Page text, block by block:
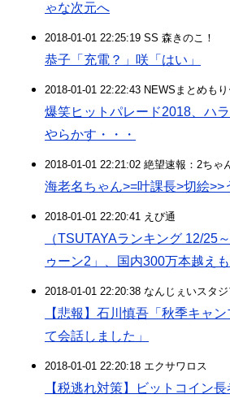
ゃな次元へ
2018-01-01 22:25:19 SS 森きのこ！
恭子「充電？」咲「はい」
2018-01-01 22:22:43 NEWSまとめも
爆笑ヒットパレード2018、ハ
やらかす・・・
2018-01-01 22:21:02 絶望速報：2ちゃ
海老名ちゃん>=叶課長>切絵>>
2018-01-01 22:20:41 えび通
（TSUTAYAランキング 12/25
ゥーン2」、国内300万本越えも
2018-01-01 22:20:38 なんじぇいスタ
【悲報】石川慎吾「秋季キャ
て会話しました」
2018-01-01 22:20:18 エクサワロス
【税逃れ対策】ビットコイン